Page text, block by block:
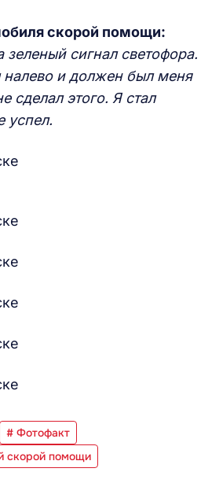
скорой помощи:
сигнал светофора.
налево и должен был меня
сделал этого. Я стал
успел.
# Фотофакт
скорой помощи